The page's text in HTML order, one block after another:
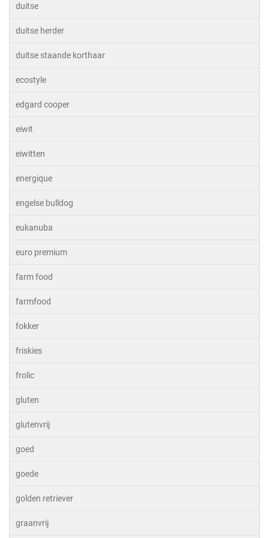
duitse
duitse herder
duitse staande korthaar
ecostyle
edgard cooper
eiwit
eiwitten
energique
engelse bulldog
eukanuba
euro premium
farm food
farmfood
fokker
friskies
frolic
gluten
glutenvrij
goed
goede
golden retriever
graanvrij